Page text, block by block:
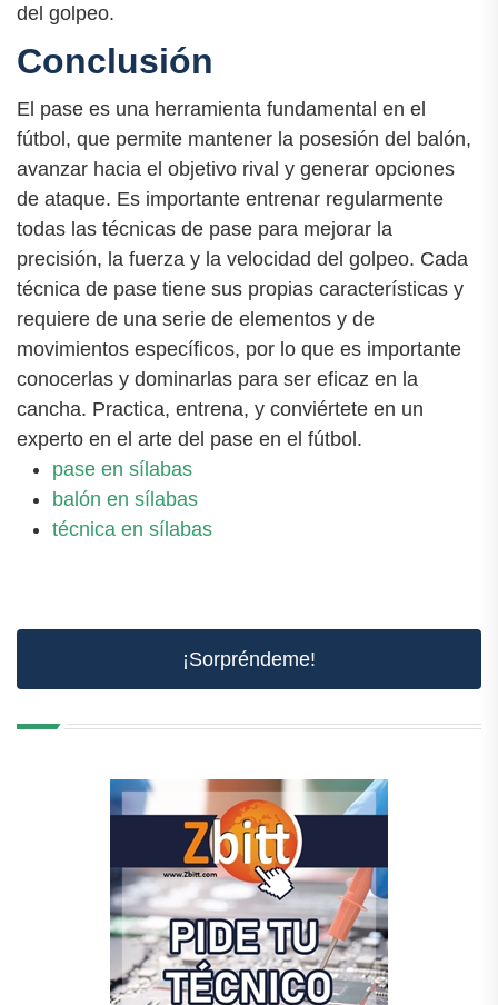
del golpeo.
Conclusión
El pase es una herramienta fundamental en el
fútbol, que permite mantener la posesión del balón,
avanzar hacia el objetivo rival y generar opciones
de ataque. Es importante entrenar regularmente
todas las técnicas de pase para mejorar la
precisión, la fuerza y la velocidad del golpeo. Cada
técnica de pase tiene sus propias características y
requiere de una serie de elementos y de
movimientos específicos, por lo que es importante
conocerlas y dominarlas para ser eficaz en la
cancha. Practica, entrena, y conviértete en un
experto en el arte del pase en el fútbol.
pase en sílabas
balón en sílabas
técnica en sílabas
¡Sorpréndeme!